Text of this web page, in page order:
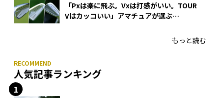
「Pxは楽に飛ぶ。Vxは打感がいい。TOUR
Vはカッコいい」アマチュアが選ぶ
もっと読む
人気記事ランキング